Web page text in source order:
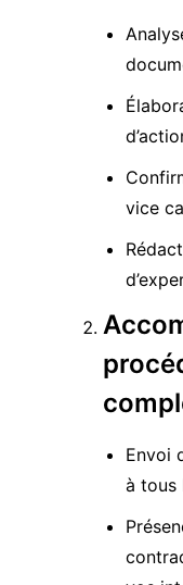
vice
Envoi
à tous